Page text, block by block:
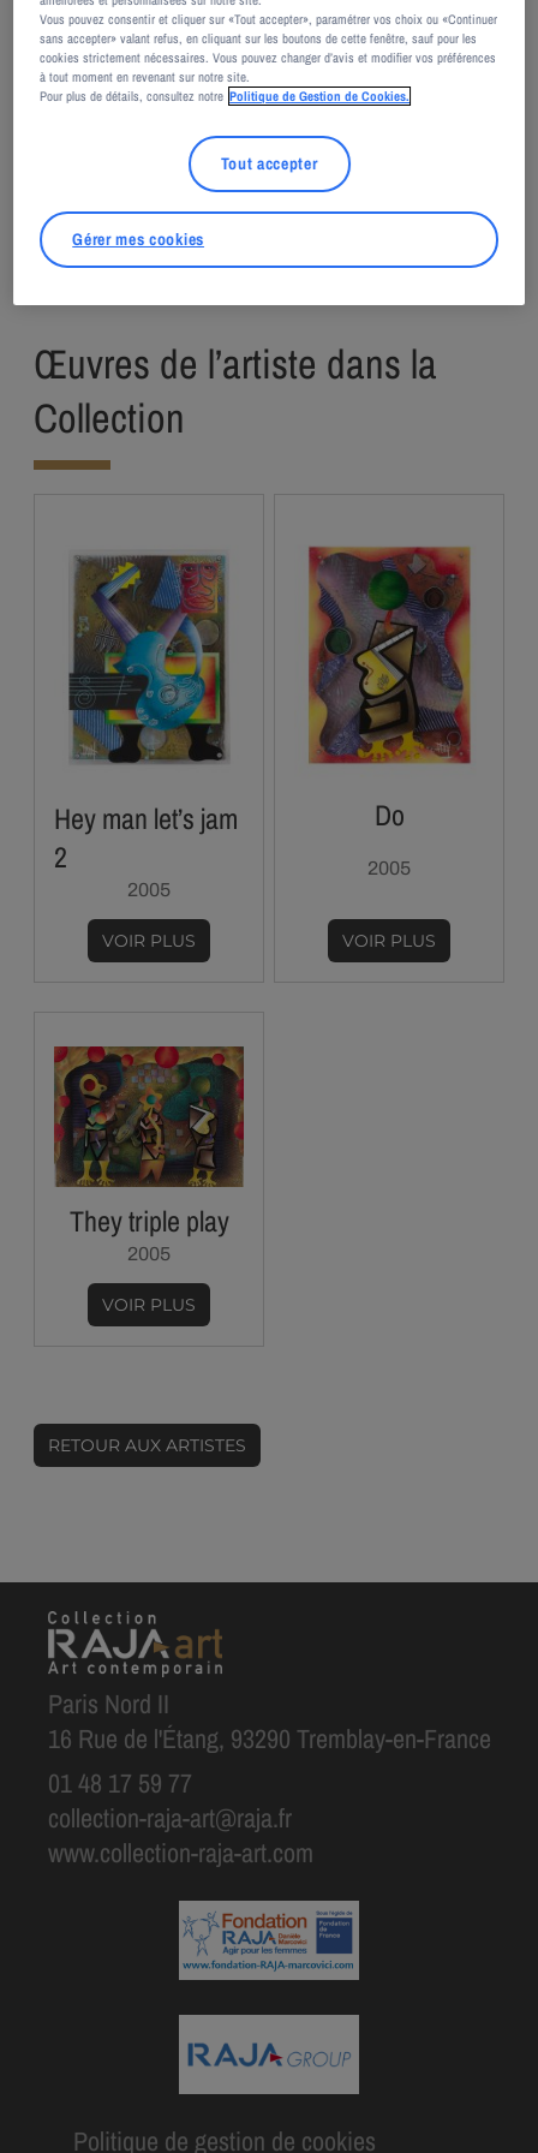
techniques et matériaux sur différents supports.
Renommé pour ses peintures en 3D composées
d’une superposition d’objets trouvés marouflés
électrique, un style très particulier et un effet
interrogatif aux scènes et aux scenarios de ses
créations.
Œuvres de l’artiste dans la
Collection
Hey man let’s jam
2
2005
VOIR PLUS
Do
2005
VOIR PLUS
They triple play
2005
VOIR PLUS
RETOUR AUX ARTISTES
Paris Nord II
16 Rue de l'Étang, 93290 Tremblay-en-France
01 48 17 59 77
collection-raja-art@raja.fr
www.collection-raja-art.com
Politique de gestion de cookies
Vous pouvez consentir et cliquer sur «Tout accepter», paramétrer vos choix ou «Continuer
sans accepter» valant refus, en cliquant sur les boutons de cette fenêtre, sauf pour les
cookies strictement nécessaires. Vous pouvez changer d’avis et modifier vos préférences
à tout moment en revenant sur notre site.
Pour plus de détails, consultez notre Politique de Gestion de Cookies.
Tout accepter
Gérer mes cookies